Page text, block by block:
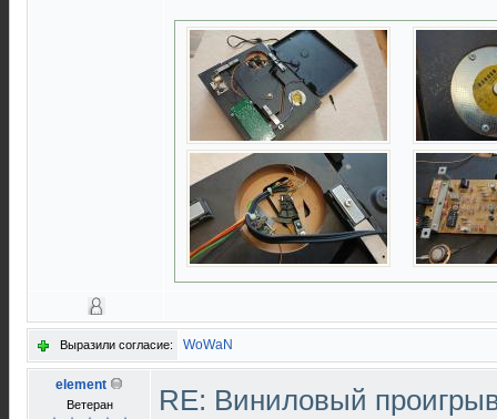
Выразили согласие: WoWaN
element
Ветеран
RE: Виниловый